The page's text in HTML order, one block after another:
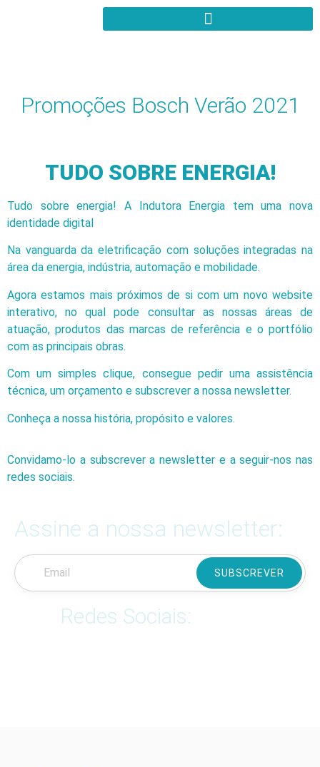
Promoções Bosch Verão 2021
TUDO SOBRE ENERGIA!
Tudo sobre energia! A Indutora Energia tem uma nova
identidade digital
Na vanguarda da eletrificação com soluções integradas na
área da energia, indústria, automação e mobilidade.
Agora estamos mais próximos de si com um novo website
interativo, no qual pode consultar as nossas áreas de
atuação, produtos das marcas de referência e o portfólio
com as principais obras.
Com um simples clique, consegue pedir uma assistência
técnica, um orçamento e subscrever a nossa newsletter.
Conheça a nossa história, propósito e valores.
Convidamo-lo a subscrever a newsletter e a seguir-nos nas
redes sociais.
Assine a nossa newsletter:
SUBSCREVER
Redes Sociais: